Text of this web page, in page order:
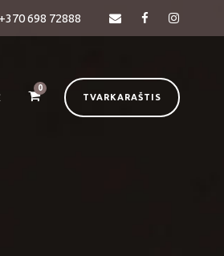
+370 698 72888
0
TVARKARAŠTIS